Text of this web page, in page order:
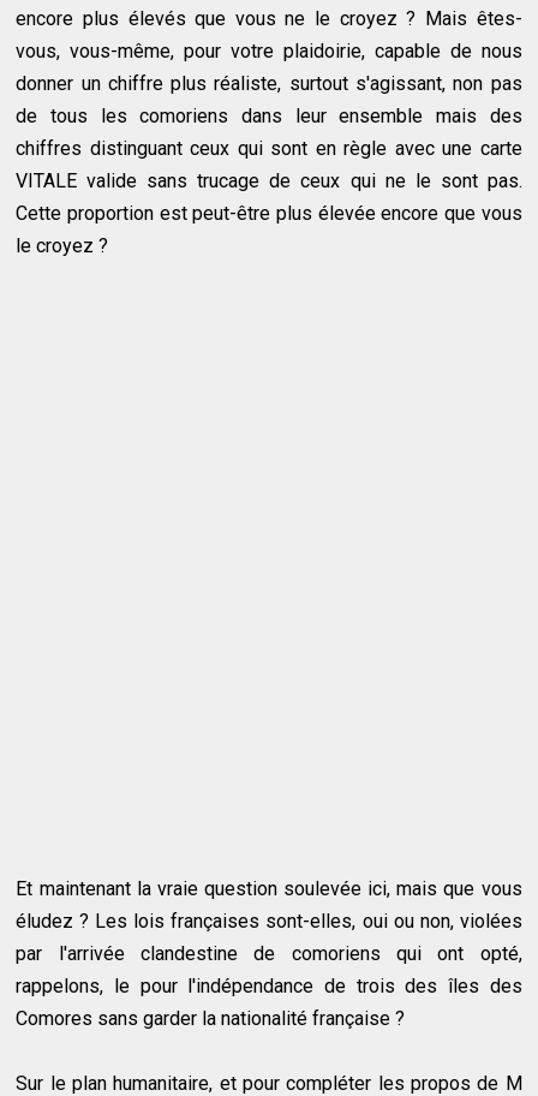
encore plus élevés que vous ne le croyez ? Mais êtes-
vous, vous-même, pour votre plaidoirie, capable de nous
donner un chiffre plus réaliste, surtout s'agissant, non pas
de tous les comoriens dans leur ensemble mais des
chiffres distinguant ceux qui sont en règle avec une carte
VITALE valide sans trucage de ceux qui ne le sont pas.
Cette proportion est peut-être plus élevée encore que vous
le croyez ?
Et maintenant la vraie question soulevée ici, mais que vous
éludez ? Les lois françaises sont-elles, oui ou non, violées
par l'arrivée clandestine de comoriens qui ont opté,
rappelons, le pour l'indépendance de trois des îles des
Comores sans garder la nationalité française ?
Sur le plan humanitaire, et pour compléter les propos de M